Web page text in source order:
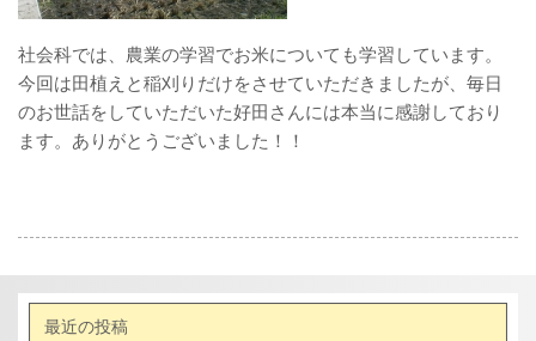
社会科では、農業の学習でお米についても学習しています。
今回は田植えと稲刈りだけをさせていただきましたが、毎日
のお世話をしていただいた好田さんには本当に感謝しており
ます。ありがとうございました！！
最近の投稿